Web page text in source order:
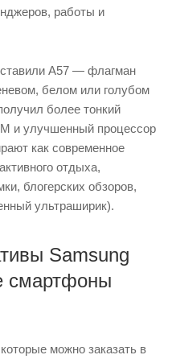
работы и
А57 — флагман
белом или голубом
более тонкий
и улучшенный процессор
как современное
отдыха,
блогерских обзоров,
ультраширик).
Samsung
смартфоны
можно заказать в